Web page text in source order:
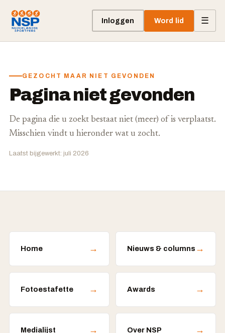
Inloggen Word lid ☰
GEZOCHT MAAR NIET GEVONDEN
Pagina niet gevonden
De pagina die u zoekt bestaat niet (meer) of is verplaatst.
Misschien vindt u hieronder wat u zocht.
Laatst bijgewerkt: juli 2026
Home → Nieuws & columns →
Fotoestafette → Awards →
Medialijst → Over NSP →